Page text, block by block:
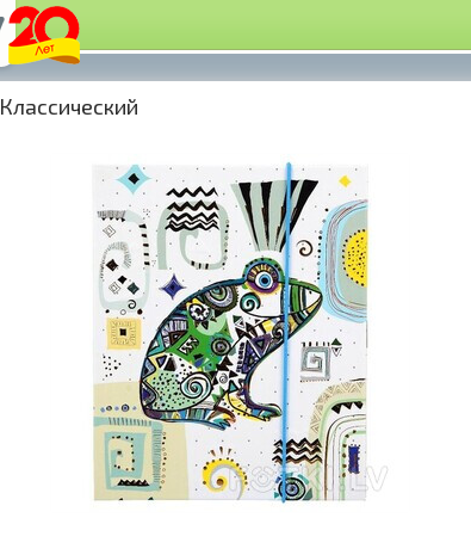
Классический